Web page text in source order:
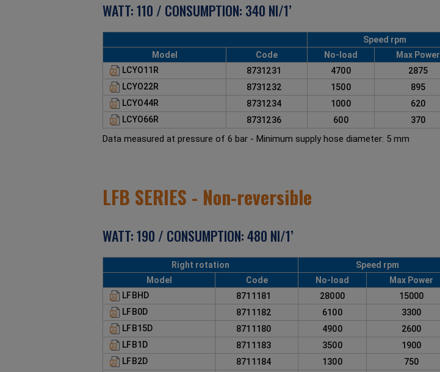
WATT: 110 / CONSUMPTION: 340 Nl/1’
Speed rpm
Model
Code No-load Max Power
LCYO11R
8731231 4700 2875
LCYO22R
8731232 1500 895
LCYO44R
8731234 1000 620
LCYO66R
8731236 600 370
Data measured at pressure of 6 bar - Minimum supply hose diameter: 5 mm
LFB SERIES - Non-reversible
WATT: 190 / CONSUMPTION: 480 Nl/1’
Right rotation Speed rpm
Model
Code No-load Max Power
LFBHD
8711181 28000 15000
LFB0D
8711182 6100 3300
LFB15D
8711180 4900 2600
LFB1D
8711183 3500 1900
LFB2D
8711184 1300 750